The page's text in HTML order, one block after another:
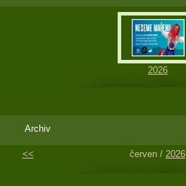
2026
Archiv
<< červen / 2026